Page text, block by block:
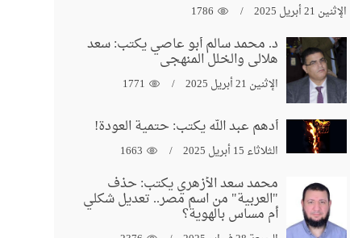
الإثنين 21 أبريل 2025 1786
د. محمد سالم أبو عاصي يكتب: سعد
هلالي والخلل المنهجي
الإثنين 21 أبريل 2025 1771
أدهم عبد الله يكتب: حتمية العودة!
الثلاثاء 15 أبريل 2025 1663
محمد سعد الأزهري يكتب: حذف
"العربية" من اسم مصر.. تعديل شكلي
أم مساس بالهوية؟